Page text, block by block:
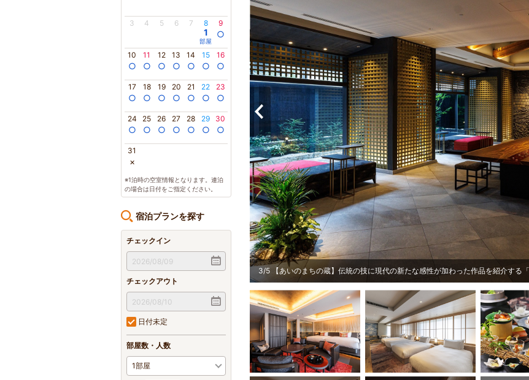
3 4 5 6 7 8
1
部屋
9
○
10
○
11
○
12
○
13
○
14
○
15
○
16
○
17
○
18
○
19
○
20
○
21
○
22
○
23
○
24
○
25
○
26
○
27
○
28
○
29
○
30
○
31
×
※1泊時の空室情報となります。連泊
の場合は日付をご指定ください。
宿泊プランを探す
チェックイン
チェックアウト
日付未定
部屋数・人数
た作品を紹介する「京都とつながる」ロビーラウンジ 4/5 【フィットネスルーム】ランニングマシンやエアロバイクなどをご用意。滞